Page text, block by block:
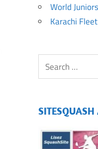
World Juniors
Karachi
SITESQUASH